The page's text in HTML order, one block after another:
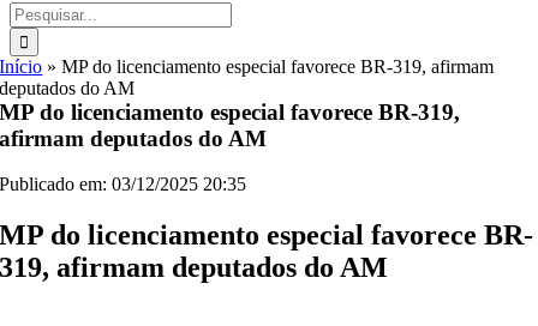
Buscar
resultados
para:
Início »MP do licenciamento especial favorece BR-319, afirmam
deputados do AM
MP do licenciamento especial favorece BR-319,
afirmam deputados do AM
Publicado em: 03/12/2025 20:35
MP do licenciamento especial favorece BR-
319, afirmam deputados do AM